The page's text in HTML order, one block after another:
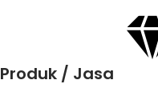
Produk / Jasa